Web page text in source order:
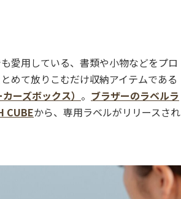
愛用している、書類や小物などをプロ
めて放りこむだけ収納アイテムである
ーズボックス） 。 ブラザーのラベルラ
CUBEから、専用ラベルがリリースされ